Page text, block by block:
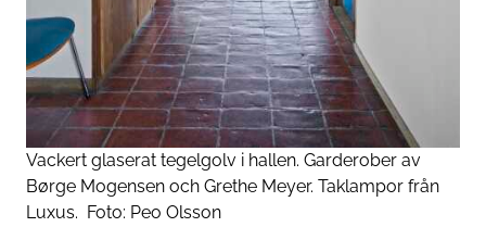
Vackert glaserat tegelgolv i hallen. Garderober av
Børge Mogensen och Grethe Meyer. Taklampor från
Luxus. Foto: Peo Olsson